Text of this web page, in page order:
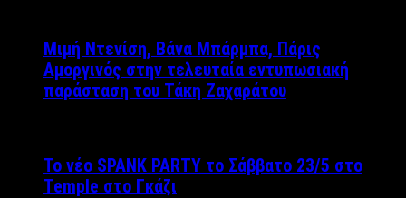
Μιμή Ντενίση, Βάνα Μπάρμπα, Πάρις
Αμοργινός στην τελευταία εντυπωσιακή
παράσταση του Τάκη Ζαχαράτου
Το νέο SPANK PARTY το Σάββατο 23/5 στο
Temple στο Γκάζι